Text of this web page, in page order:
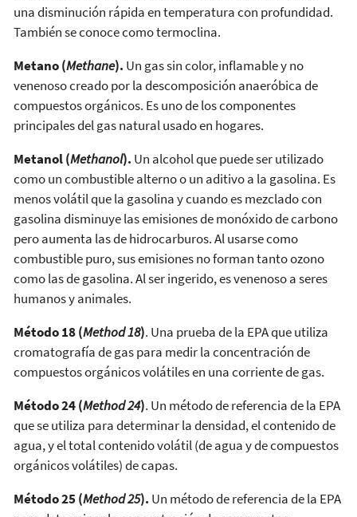
una disminución rápida en temperatura con profundidad.
También se conoce como termoclina.
Metano (Methane). Un gas sin color, inflamable y no
venenoso creado por la descomposición anaeróbica de
compuestos orgánicos. Es uno de los componentes
principales del gas natural usado en hogares.
Metanol (Methanol). Un alcohol que puede ser utilizado
como un combustible alterno o un aditivo a la gasolina. Es
menos volátil que la gasolina y cuando es mezclado con
gasolina disminuye las emisiones de monóxido de carbono
pero aumenta las de hidrocarburos. Al usarse como
combustible puro, sus emisiones no forman tanto ozono
como las de gasolina. Al ser ingerido, es venenoso a seres
humanos y animales.
Método 18 (Method 18). Una prueba de la EPA que utiliza
cromatografía de gas para medir la concentración de
compuestos orgánicos volátiles en una corriente de gas.
Método 24 (Method 24). Un método de referencia de la EPA
que se utiliza para determinar la densidad, el contenido de
agua, y el total contenido volátil (de agua y de compuestos
orgánicos volátiles) de capas.
Método 25 (Method 25). Un método de referencia de la EPA